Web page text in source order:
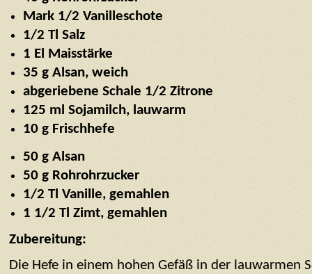
Mark 1/2 Vanilleschote
1/2 Tl Salz
1 El Maisstärke
35 g Alsan, weich
abgeriebene Schale 1/2 Zitrone
125 ml Sojamilch, lauwarm
10 g Frischhefe
50 g Alsan
50 g Rohrohrzucker
1/2 Tl Vanille, gemahlen
1 1/2 Tl Zimt, gemahlen
Zubereitung:
Die Hefe in einem hohen Gefäß in der lauwarmen